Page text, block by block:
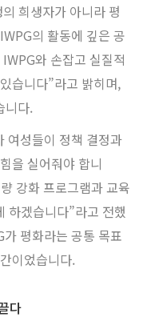
희생자가 아니라 평
의 활동에 깊은 공
와 손잡고 실질적
습니다”라고 밝히며,
니다.
여성들이 정책 결정과
을 실어줘야 합니
강화 프로그램과 교육
하겠습니다”라고 전했
평화라는 공통 목표
이었습니다.
다